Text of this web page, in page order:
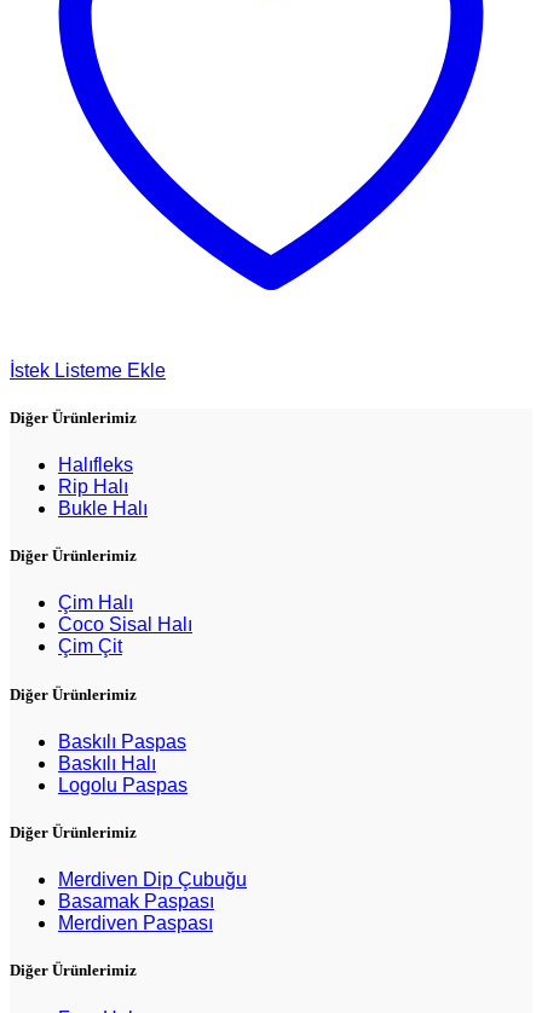
İstek Listeme Ekle
Diğer Ürünlerimiz
Halıfleks
Rip Halı
Bukle Halı
Diğer Ürünlerimiz
Çim Halı
Coco Sisal Halı
Çim Çit
Diğer Ürünlerimiz
Baskılı Paspas
Baskılı Halı
Logolu Paspas
Diğer Ürünlerimiz
Merdiven Dip Çubuğu
Basamak Paspası
Merdiven Paspası
Diğer Ürünlerimiz